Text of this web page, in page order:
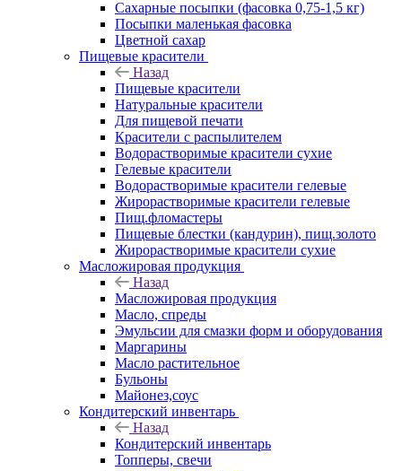
Сахарные посыпки (фасовка 0,75-1,5 кг)
Посыпки маленькая фасовка
Цветной сахар
Пищевые красители
Назад
Пищевые красители
Натуральные красители
Для пищевой печати
Красители с распылителем
Водорастворимые красители сухие
Гелевые красители
Водорастворимые красители гелевые
Жирорастворимые красители гелевые
Пищ.фломастеры
Пищевые блестки (кандурин), пищ.золото
Жирорастворимые красители сухие
Масложировая продукция
Назад
Масложировая продукция
Масло, спреды
Эмульсии для смазки форм и оборудования
Маргарины
Масло растительное
Бульоны
Майонез,соус
Кондитерский инвентарь
Назад
Кондитерский инвентарь
Топперы, свечи